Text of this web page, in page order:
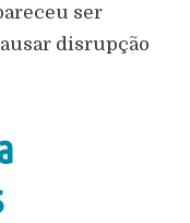
ser
disrupção